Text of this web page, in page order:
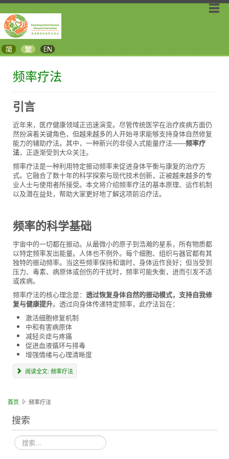
频率疗法
引言
近年来，医疗健康领域正迅速演变。尽管传统医学在治疗疾病方面仍
然扮演着关键角色，但越来越多的人开始寻求能够支持身体自然修复
能力的辅助疗法。其中，一种新兴的非侵入式能量疗法——频率疗
法，正逐渐受到大众关注。
频率疗法是一种利用特定振动频率来促进身体平衡与康复的治疗方
式。它融合了数十年的科学探索与现代技术创新，正被越来越多的专
业人士与使用者所接受。本文将介绍频率疗法的基本原理、运作机制
以及潜在益处，帮助大家更好地了解这项前沿疗法。
频率的科学基础
宇宙中的一切都在振动。从最微小的原子到浩瀚的星系，所有物质都
以特定频率发出能量。人体也不例外。每个细胞、组织与器官都有其
独特的振动频率。当这些频率保持和谐时，身体运作良好；但当受到
压力、毒素、病原体或创伤的干扰时，频率可能失衡，进而引发不适
或疾病。
频率疗法的核心理念是： 透过恢复身体自然的振动模式，支持自我修
复与健康提升。透过向身体传递特定频率，此疗法旨在：
激活细胞修复机制
中和有害病原体
减轻炎症与疼痛
促进血液循环与排毒
增强情绪与心理清晰度
阅读全文: 频率疗法
首页 频率疗法
搜索
搜
索